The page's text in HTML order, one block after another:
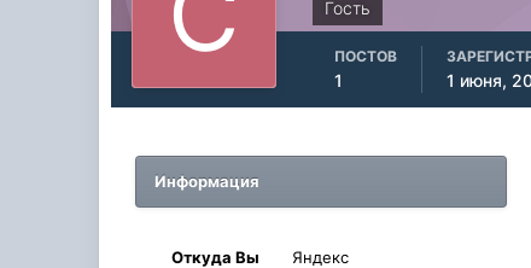
Гость
ПОСТОВ
1 1 июня,
Информация
Oткyдa Вы
Яндекс